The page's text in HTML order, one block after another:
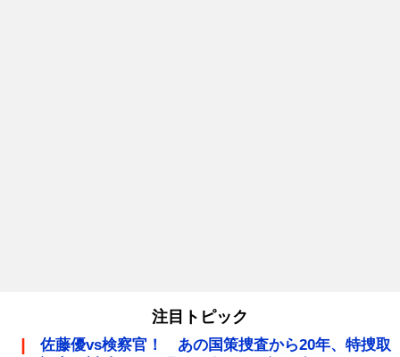
注目トピック
佐藤優vs検察官！ あの国策捜査から20年、特捜取